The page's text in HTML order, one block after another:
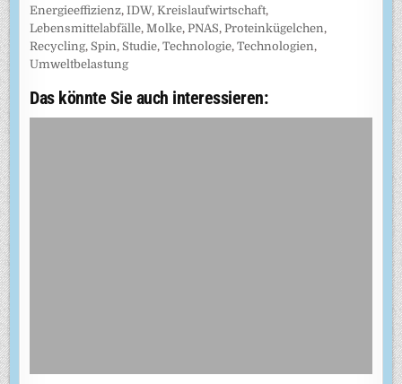
Energieeffizienz,IDW,Kreislaufwirtschaft,
Lebensmittelabfälle,Molke,PNAS,Proteinkügelchen,
Recycling, Spin, Studie,Technologie,Technologien,
Umweltbelastung
Das könnte Sie auch interessieren: